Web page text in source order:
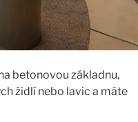
betonovou základnu,
židlí nebo lavic a máte